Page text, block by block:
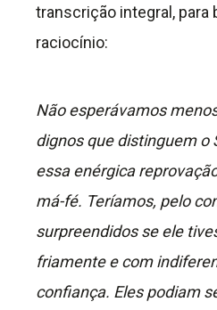
transcrição integral, para
raciocínio:
Não esperávamos
dignos que distinguem o
essa enérgica
má-fé. Teríamos, pelo
surpreendidos se ele
friamente e com
confiança. Eles podiam